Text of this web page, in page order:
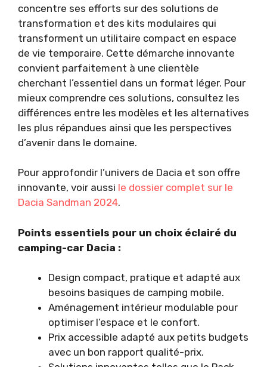
concentre ses efforts sur des solutions de
transformation et des kits modulaires qui
transforment un utilitaire compact en espace
de vie temporaire. Cette démarche innovante
convient parfaitement à une clientèle
cherchant l’essentiel dans un format léger. Pour
mieux comprendre ces solutions, consultez les
différences entre les modèles et les alternatives
les plus répandues ainsi que les perspectives
d’avenir dans le domaine.
Pour approfondir l’univers de Dacia et son offre
innovante, voir aussi le dossier complet sur le
Dacia Sandman 2024.
Points essentiels pour un choix éclairé du
camping-car Dacia :
Design compact, pratique et adapté aux
besoins basiques de camping mobile.
Aménagement intérieur modulable pour
optimiser l’espace et le confort.
Prix accessible adapté aux petits budgets
avec un bon rapport qualité-prix.